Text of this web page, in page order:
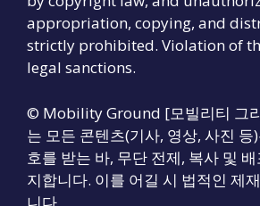
appropriation, copying, and
strictly prohibited. Violation of
legal sanctions.
© Mobility Ground [모빌리티 그
는 모든 콘텐츠(기사, 영상, 사진 등
호를 받는 바, 무단 전제, 복사 및
지합니다. 이를 어길 시 법적인 제
니다.